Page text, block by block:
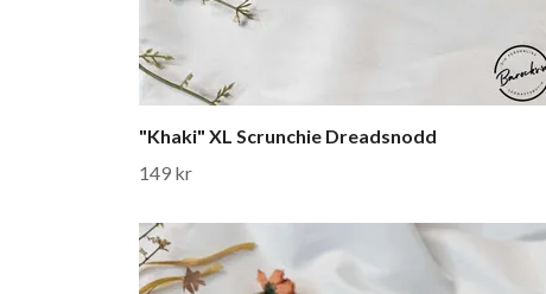
"Khaki" XL Scrunchie Dreadsnodd
149 kr